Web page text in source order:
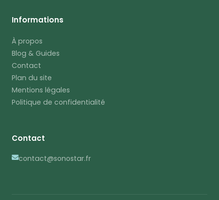
Informations
À propos
Blog & Guides
Contact
Plan du site
Mentions légales
Politique de confidentialité
Contact
contact@sonostar.fr